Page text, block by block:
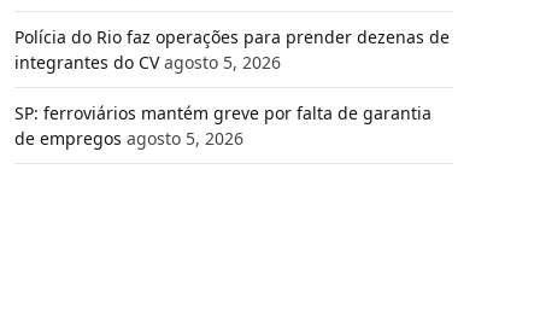
Polícia do Rio faz operações para prender dezenas de
integrantes do CV agosto 5, 2026
SP: ferroviários mantém greve por falta de garantia
de empregos agosto 5, 2026